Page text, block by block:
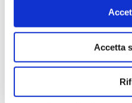
Accetta
viaggiatori
fatto della loro
senza fine. Ci